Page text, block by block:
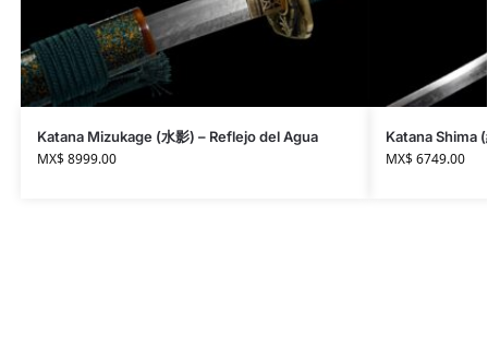
Katana Mizukage (水影) – Reflejo del Agua
MX$8999.00
Katana Shima
MX$6749.00